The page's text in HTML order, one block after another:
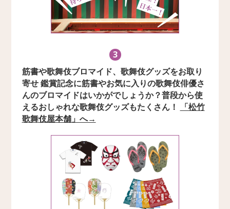
3
筋書や歌舞伎ブロマイド、歌舞伎グッズをお取り
寄せ 鑑賞記念に筋書やお気に入りの歌舞伎俳優さ
んのブロマイドはいかがでしょうか？普段から使
えるおしゃれな歌舞伎グッズもたくさん！
「松竹
歌舞伎屋本舗」へ→